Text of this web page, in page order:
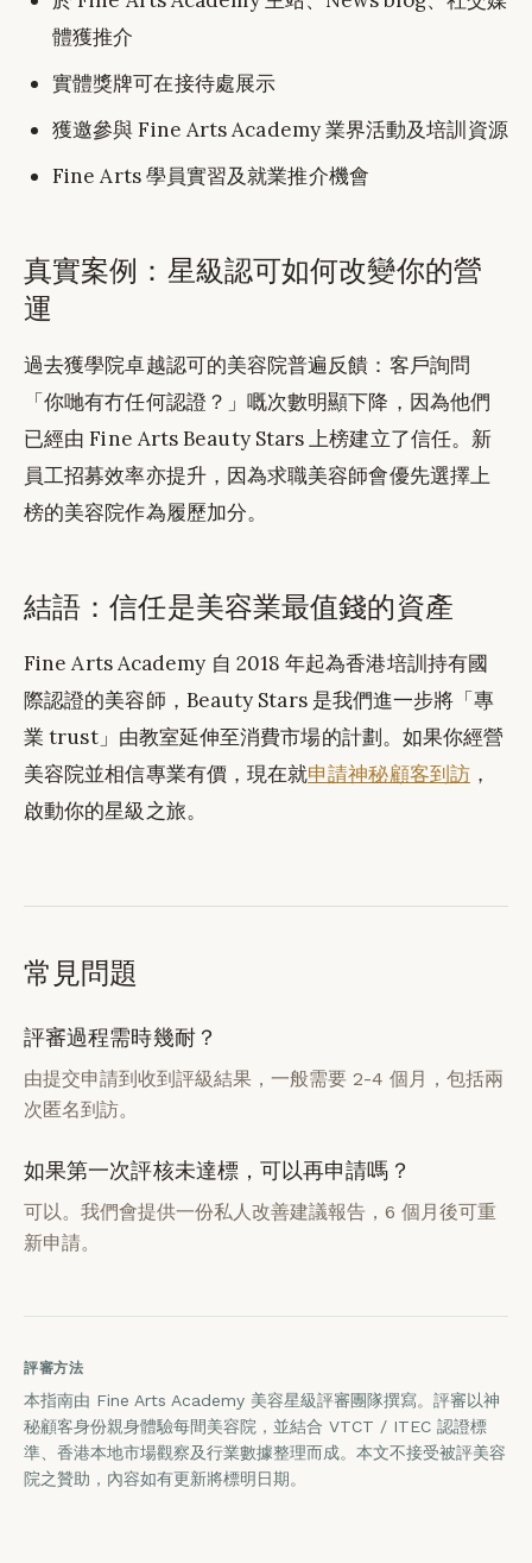
體獲推介
實體獎牌可在接待處展示
獲邀參與 Fine Arts Academy 業界活動及培訓資源
Fine Arts 學員實習及就業推介機會
真實案例：星級認可如何改變你的營
運
過去獲學院卓越認可的美容院普遍反饋：客戶詢問
「你哋有冇任何認證？」嘅次數明顯下降，因為他們
已經由 Fine Arts Beauty Stars 上榜建立了信任。新
員工招募效率亦提升，因為求職美容師會優先選擇上
榜的美容院作為履歷加分。
結語：信任是美容業最值錢的資產
Fine Arts Academy 自 2018 年起為香港培訓持有國
際認證的美容師，Beauty Stars 是我們進一步將「專
業 trust」由教室延伸至消費市場的計劃。如果你經營
美容院並相信專業有價，現在就申請神秘顧客到訪，
啟動你的星級之旅。
常見問題
評審過程需時幾耐？
由提交申請到收到評級結果，一般需要 2-4 個月，包括兩
次匿名到訪。
如果第一次評核未達標，可以再申請嗎？
可以。我們會提供一份私人改善建議報告，6 個月後可重
新申請。
評審方法
本指南由 Fine Arts Academy 美容星級評審團隊撰寫。評審以神
秘顧客身份親身體驗每間美容院，並結合 VTCT / ITEC 認證標
準、香港本地市場觀察及行業數據整理而成。本文不接受被評美容
院之贊助，內容如有更新將標明日期。